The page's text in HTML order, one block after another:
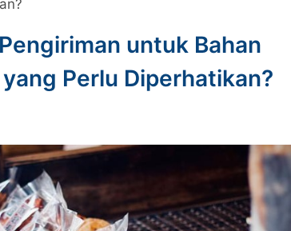
untuk Bahan
Perlu Diperhatikan?